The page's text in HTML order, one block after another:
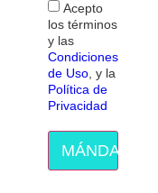
Acepto
los términos
y las
Condiciones
de Uso, y la
Política de
Privacidad
MÁNDAME